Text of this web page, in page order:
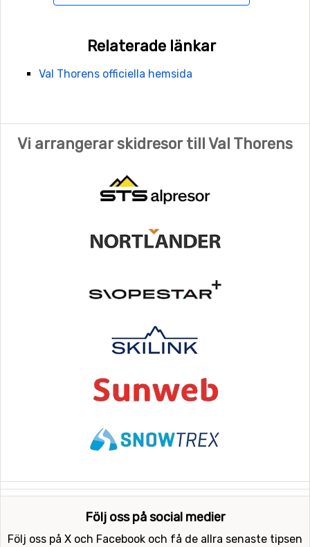
Relaterade länkar
Val Thorens officiella hemsida
Vi arrangerar skidresor till Val Thorens
Följ oss på social medier
Följ oss på X och Facebook och få de allra senaste tipsen